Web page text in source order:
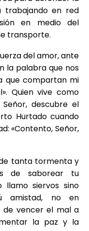
trabajando en red
en medio del
transporte.
del amor, ante
la palabra que nos
que compartan mi
Quien vive como
descubre el
Hurtado cuando
«Contento, Señor,
tanta tormenta y
de saborear tu
llamo siervos sino
amistad, no en
de vencer el mal a
la paz y la